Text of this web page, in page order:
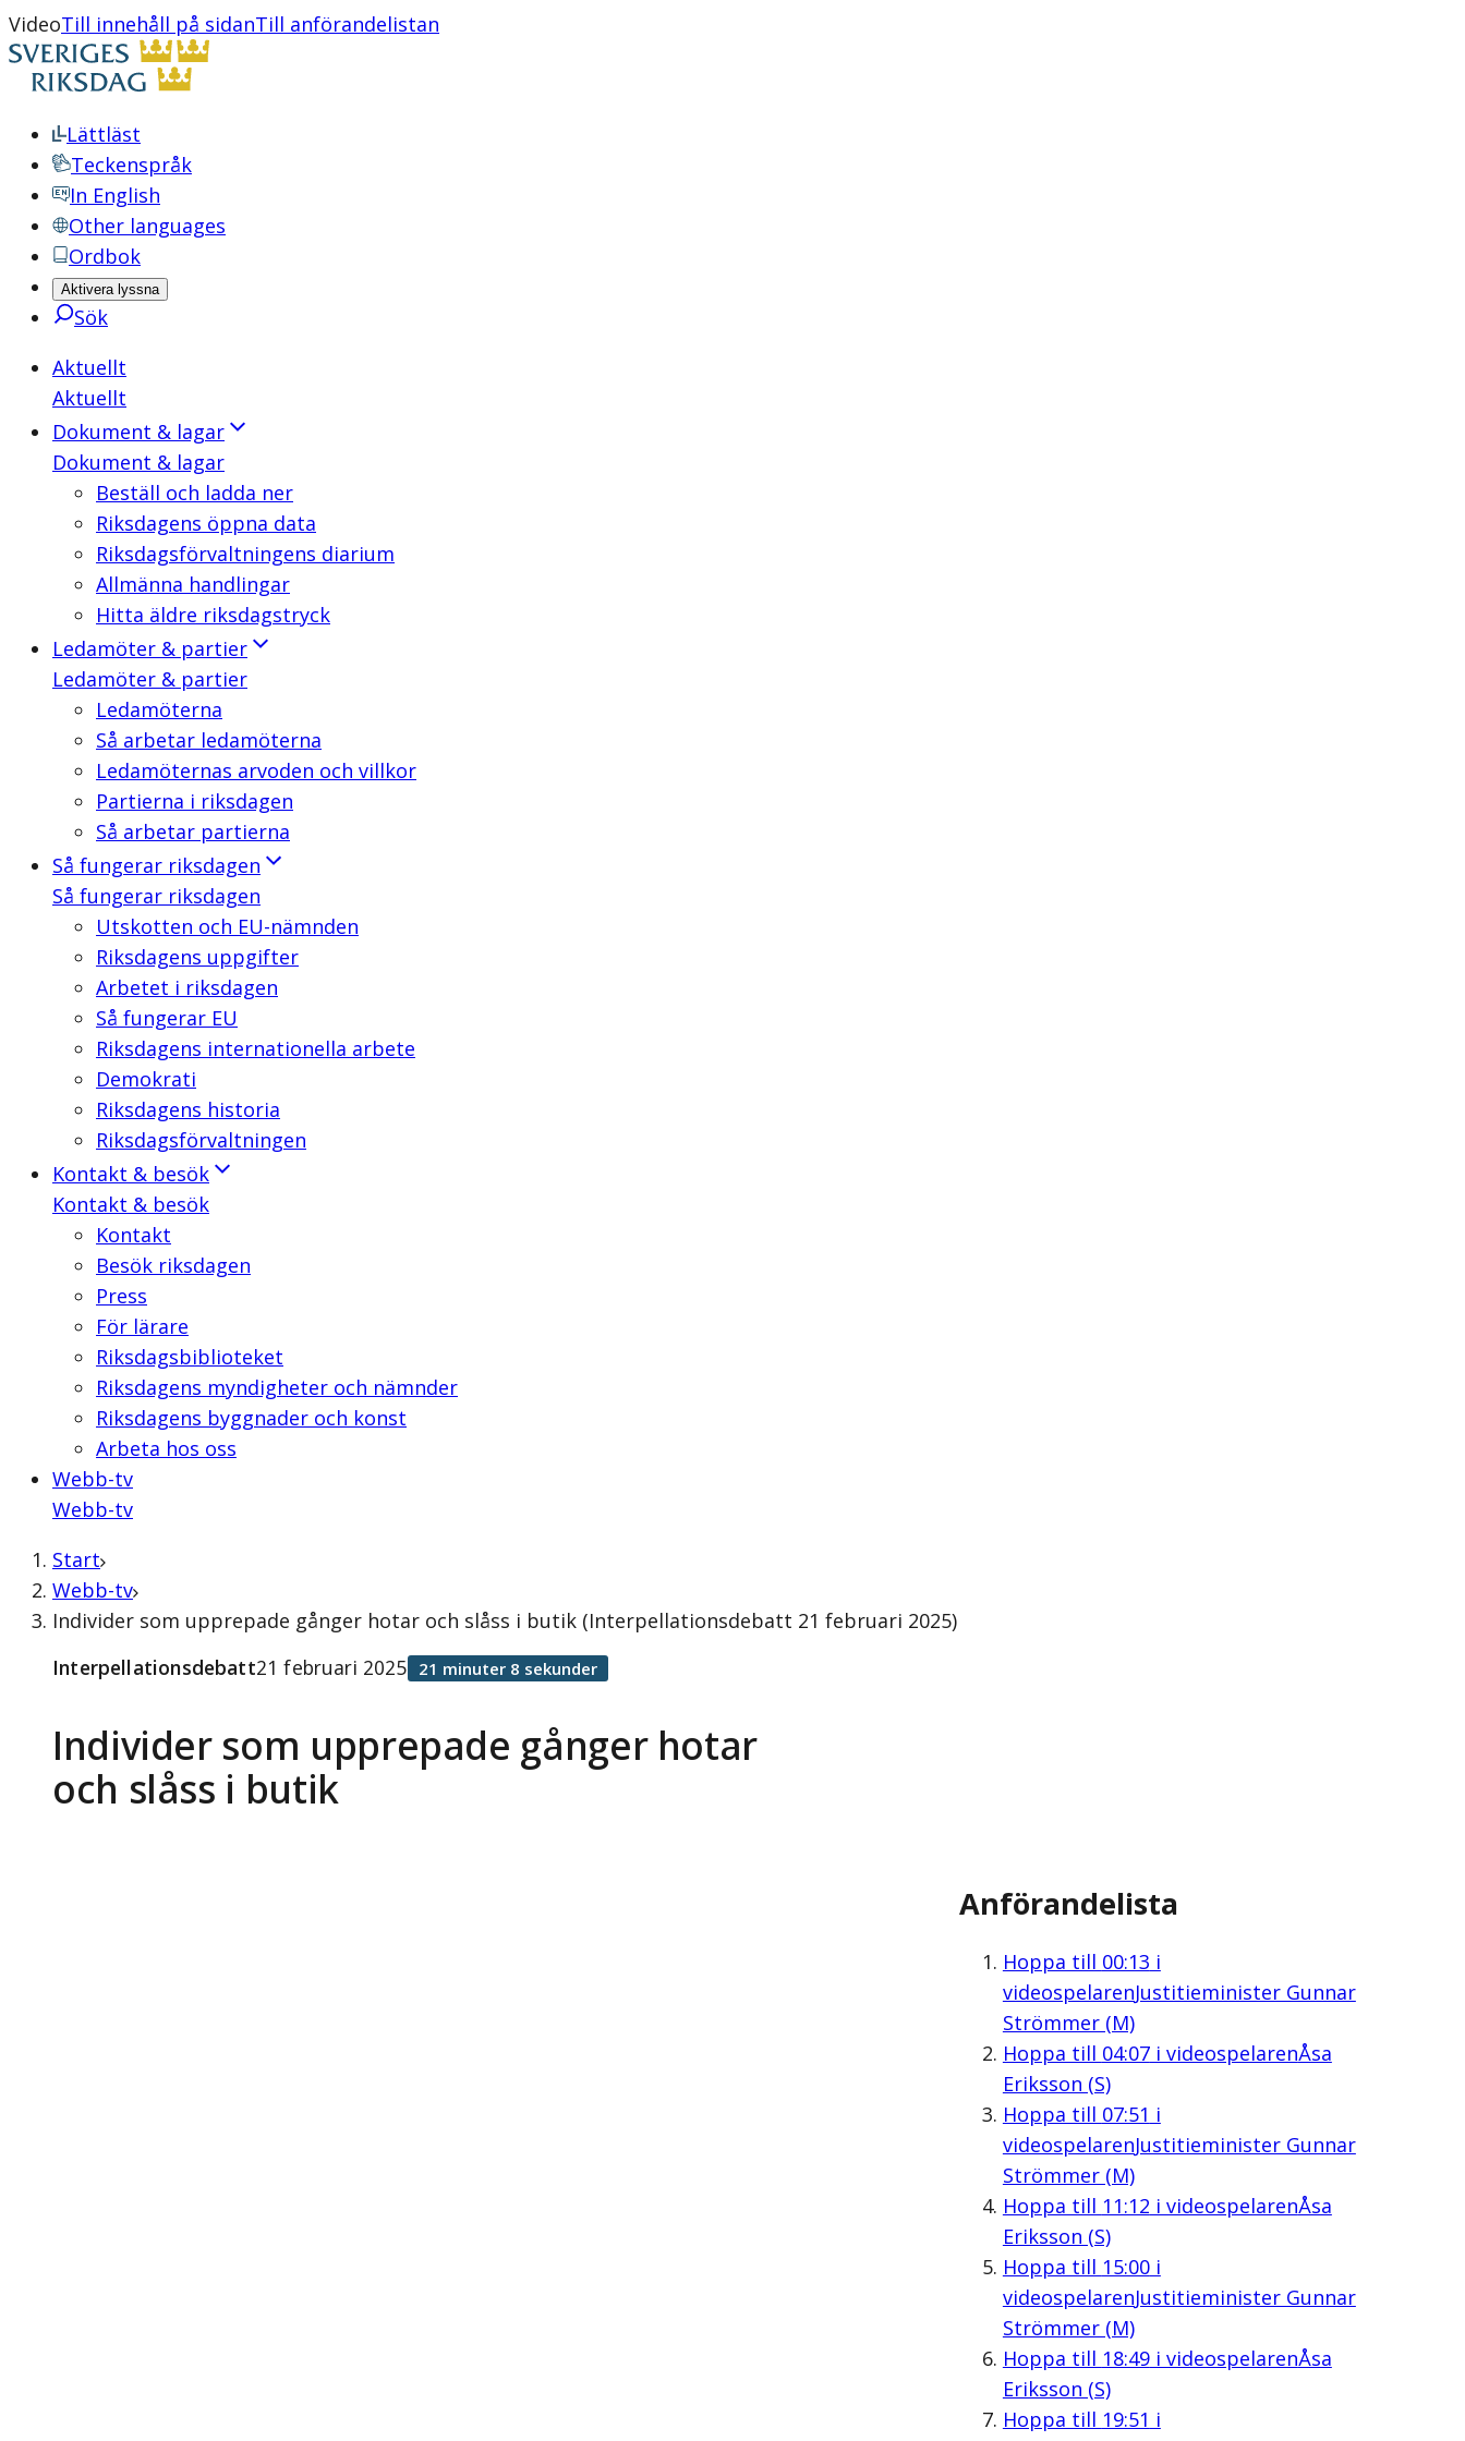
VideoTill innehåll på sidanTill anförandelistan
Lättläst
Teckenspråk
In English
Other languages
Ordbok
Aktivera lyssna
Sök
Aktuellt
Aktuellt
Dokument & lagar
Dokument & lagar
Beställ och ladda ner
Riksdagens öppna data
Riksdagsförvaltningens diarium
Allmänna handlingar
Hitta äldre riksdagstryck
Ledamöter & partier
Ledamöter & partier
Ledamöterna
Så arbetar ledamöterna
Ledamöternas arvoden och villkor
Partierna i riksdagen
Så arbetar partierna
Så fungerar riksdagen
Så fungerar riksdagen
Utskotten och EU-nämnden
Riksdagens uppgifter
Arbetet i riksdagen
Så fungerar EU
Riksdagens internationella arbete
Demokrati
Riksdagens historia
Riksdagsförvaltningen
Kontakt & besök
Kontakt & besök
Kontakt
Besök riksdagen
Press
För lärare
Riksdagsbiblioteket
Riksdagens myndigheter och nämnder
Riksdagens byggnader och konst
Arbeta hos oss
Webb-tv
Webb-tv
Start
Webb-tv
Individer som upprepade gånger hotar och slåss i butik (Interpellationsdebatt 21 februari 2025)
Individer som upprepade gånger hotar
och slåss i butik
Interpellationsdebatt21 februari 2025 21 minuter 8 sekunder
Anförandelista
Hoppa till 00:13 i
videospelarenJustitieminister Gunnar
Strömmer (M)
Hoppa till 04:07i videospelarenÅsa
Eriksson (S)
Hoppa till 07:51 i
videospelarenJustitieminister Gunnar
Strömmer (M)
Hoppa till 11:12 i videospelarenÅsa
Eriksson (S)
Hoppa till 15:00i
videospelarenJustitieminister Gunnar
Strömmer (M)
Hoppa till 18:49i videospelarenÅsa
Eriksson (S)
Hoppa till 19:51 i